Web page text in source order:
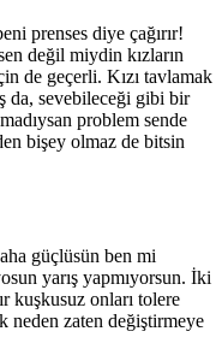
prenses diye çağırır!
değil miydin kızların
de geçerli. Kızı tavlamak
da, sevebileceği gibi bir
problem sende
bişey olmaz de bitsin
güçlüsün ben mi
yarış yapmıyorsun. İki
kuşkusuz onları tolere
neden zaten değiştirmeye